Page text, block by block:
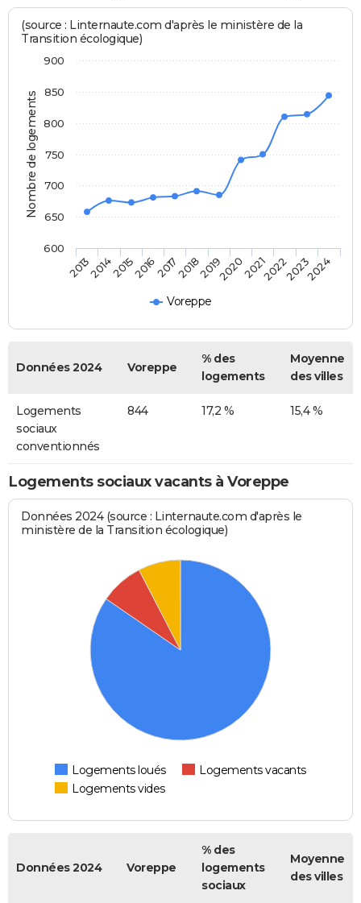
Nombre de logements
(source : Linternaute.com d'après le ministère de la
Transition écologique)
Voreppe
201320142015201620172018201920202021202220232024
600
650
700
750
800
850
900
Données 2024 Voreppe
% des
logements
Moyenne
des villes
Logements
sociaux
conventionnés
844 17,2 % 15,4 %
Logements sociaux vacants à Voreppe
Données 2024 (source : Linternaute.com d'après le
ministère de la Transition écologique)
Logements loués
Logements vacants
Logements vides
Données 2024 Voreppe
% des
logements
sociaux
Moyenne
des villes